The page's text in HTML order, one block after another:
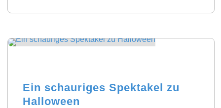
Ein schauriges Spektakel zu
Halloween